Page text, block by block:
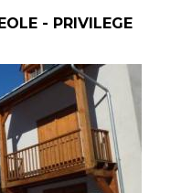
- PRIVILEGE